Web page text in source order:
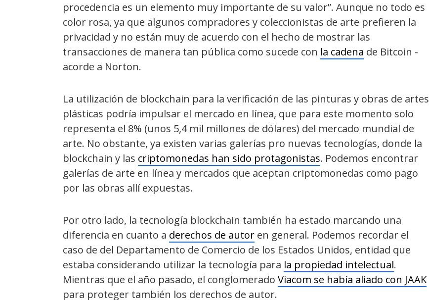
procedencia es un elemento muy importante de su valor”. Aunque no todo es
color rosa, ya que algunos compradores y coleccionistas de arte prefieren la
privacidad y no están muy de acuerdo con el hecho de mostrar las
transacciones de manera tan pública como sucede con la cadena de Bitcoin -
acorde a Norton.
La utilización de blockchain para la verificación de las pinturas y obras de artes
plásticas podría impulsar el mercado en línea, que para este momento solo
representa el 8% (unos 5,4 mil millones de dólares) del mercado mundial de
arte. No obstante, ya existen varias galerías pro nuevas tecnologías, donde la
blockchain y las criptomonedas han sido protagonistas. Podemos encontrar
galerías de arte en línea y mercados que aceptan criptomonedas como pago
por las obras allí expuestas.
Por otro lado, la tecnología blockchain también ha estado marcando una
diferencia en cuanto a derechos de autor en general. Podemos recordar el
caso de del Departamento de Comercio de los Estados Unidos, entidad que
estaba considerando utilizar la tecnología para la propiedad intelectual.
Mientras que el año pasado, el conglomerado Viacom se había aliado con JAAK
para proteger también los derechos de autor.